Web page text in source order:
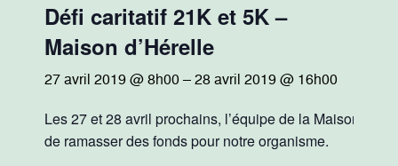
Défi caritatif 21K et 5K –
Maison d’Hérelle
27 avril 2019 @ 8h00 –28 avril 2019 @ 16h00
Les 27 et 28 avril prochains, l’équipe de la Maison
de ramasser des fonds pour notre organisme.